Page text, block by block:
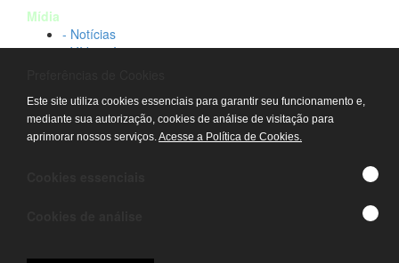
Mídia
- Notícias
- Vídeos Institucionais
Contato
- Fale conosco
- Trabalhe conosco
Este site utiliza cookies essenciais para garantir seu funcionamento e,
mediante sua autorização, cookies de análise de visitação para
aprimorar nossos serviços.Acesse a Política de Cookies.